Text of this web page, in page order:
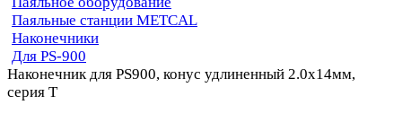
Паяльные станции METCAL
Наконечники
Для PS-900
Наконечник для PS900, конус удлиненный 2.0х14мм,
серия T